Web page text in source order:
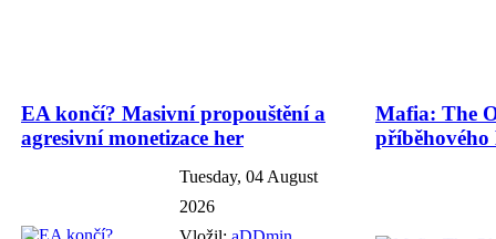
EA končí? Masivní propouštění a
agresivní monetizace her
Tuesday, 04 August
2026
Mafia: The